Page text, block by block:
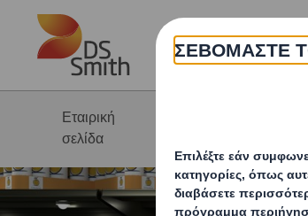
Skip to main content
Εταιρική
σελίδα